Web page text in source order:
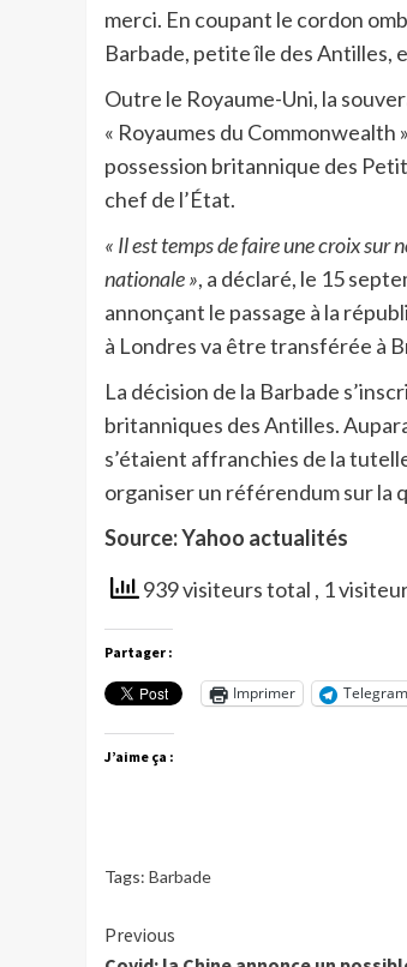
merci. En coupant le cordon
Barbade, petite île des Antilles,
Outre le Royaume-Uni, la
« Royaumes du Commonwealth
possession britannique des
chef de l’État.
« Il est temps de faire une croix sur
nationale », a déclaré, le 15
annonçant le passage à la
à Londres va être transférée à
La décision de la Barbade
britanniques des Antilles.
s’étaient affranchies de la
organiser un référendum sur la
Source: Yahoo actualités
939 visiteurs total , 1
Partager :
Imprimer Telegram
J’aime ça :
Tags: Barbade
Continue
Previous